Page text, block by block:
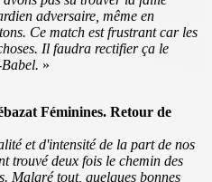
adversaire, même en
Ce match est frustrant car les
Il faudra rectifier ça le
»
Féminines. Retour de
et d'intensité de la part de nos
trouvé deux fois le chemin des
Malgré tout, quelques bonnes